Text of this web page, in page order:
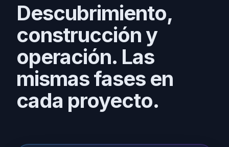
Descubrimiento,
construcción y
operación. Las
mismas fases en
cada proyecto.